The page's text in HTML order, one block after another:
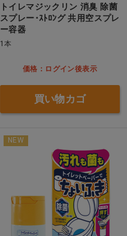
トイレマジックリン 消臭 除菌
スプレー･ｽﾄﾛﾝグ 共用空スプレ
ー容器
1本
価格：ログイン後表示
買い物カゴ
NEW